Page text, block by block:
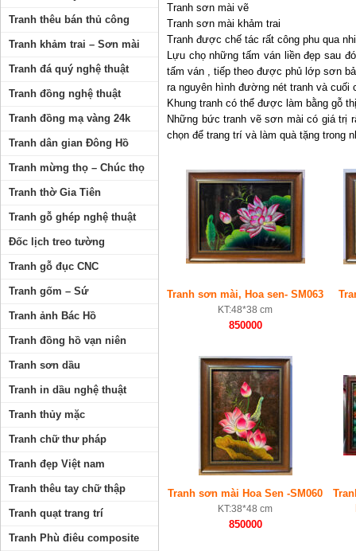
Tranh sơn mài vẽ
Tranh sơn mài khảm trai
Tranh được chế tác rất công phu qua
Lựu chọ những tấm ván liền đẹp sau
tấm ván , tiếp theo được phủ lớp sơn
ra nguyên hình đường nét tranh và cuối
Khung tranh có thể được làm bằng gỗ
Những bức tranh vẽ sơn mài có giá trị
chọn để trang trí và làm quà tặng trong
Tranh sơn mài, Hoa sen- SM063
KT:48*38 cm
850000
Tranh sơn mài Hoa Sen -SM060
KT:38*48 cm
850000
Tranh thêu bán thủ công
Tranh khảm trai – Sơn mài
Tranh đá quý nghệ thuật
Tranh đồng nghệ thuật
Tranh đồng mạ vàng 24k
Tranh dân gian Đông Hồ
Tranh mừng thọ – Chúc thọ
Tranh thờ Gia Tiên
Tranh gỗ ghép nghệ thuật
Đốc lịch treo tường
Tranh gỗ đục CNC
Tranh gốm – Sứ
Tranh ảnh Bác Hồ
Tranh đồng hồ vạn niên
Tranh sơn dầu
Tranh in dầu nghệ thuật
Tranh thủy mặc
Tranh chữ thư pháp
Tranh đẹp Việt nam
Tranh thêu tay chữ thập
Tranh quạt trang trí
Tranh Phù điêu composite